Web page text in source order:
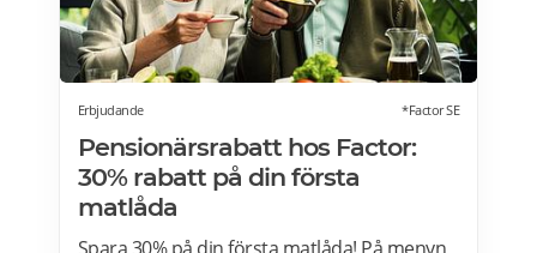
Erbjudande *Factor SE
Pensionärsrabatt hos Factor:
30% rabatt på din första
matlåda